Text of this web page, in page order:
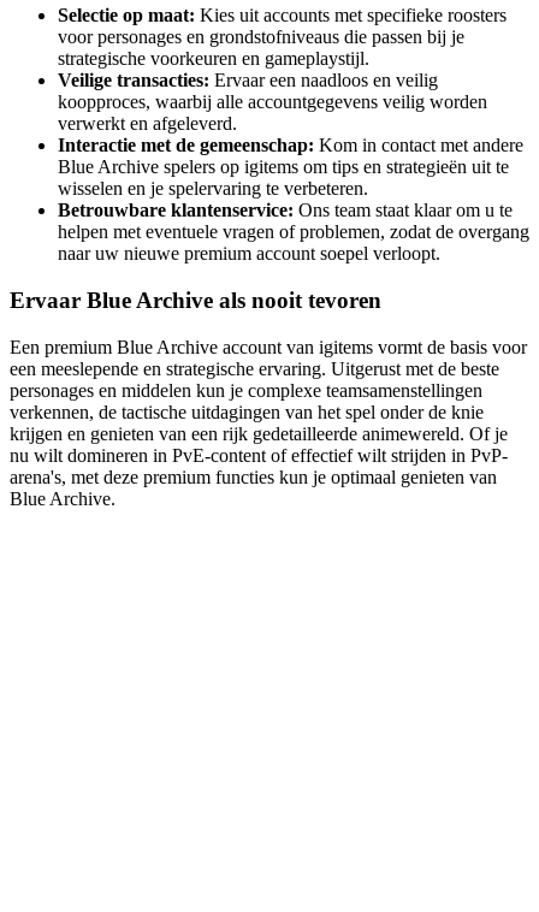
Selectie op maat: Kies uit accounts met specifieke roosters
voor personages en grondstofniveaus die passen bij je
strategische voorkeuren en gameplaystijl.
Veilige transacties: Ervaar een naadloos en veilig
koopproces, waarbij alle accountgegevens veilig worden
verwerkt en afgeleverd.
Interactie met de gemeenschap: Kom in contact met andere
Blue Archive spelers op igitems om tips en strategieën uit te
wisselen en je spelervaring te verbeteren.
Betrouwbare klantenservice: Ons team staat klaar om u te
helpen met eventuele vragen of problemen, zodat de overgang
naar uw nieuwe premium account soepel verloopt.
Ervaar Blue Archive als nooit tevoren
Een premium Blue Archive account van igitems vormt de basis voor
een meeslepende en strategische ervaring. Uitgerust met de beste
personages en middelen kun je complexe teamsamenstellingen
verkennen, de tactische uitdagingen van het spel onder de knie
krijgen en genieten van een rijk gedetailleerde animewereld. Of je
nu wilt domineren in PvE-content of effectief wilt strijden in PvP-
arena's, met deze premium functies kun je optimaal genieten van
Blue Archive.